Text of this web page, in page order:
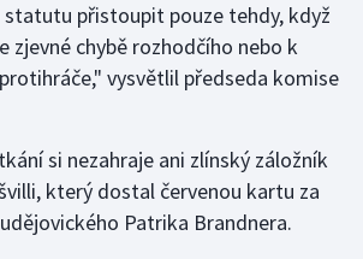
statutu přistoupit pouze tehdy, když
zjevné chybě rozhodčího nebo k
vysvětlil předseda komise
si nezahraje ani zlínský záložník
který dostal červenou kartu za
Patrika Brandnera.